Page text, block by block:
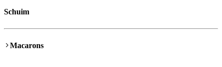
Schuim
Macarons